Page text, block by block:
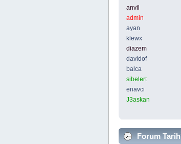
anvil
admin
ayan
klewx
diazem
davidof
balca
sibelert
enavci
J3askan
Forum